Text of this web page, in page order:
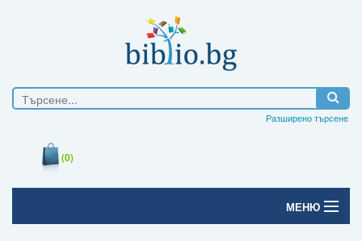
Разширено търсене
(0)
МЕНЮ